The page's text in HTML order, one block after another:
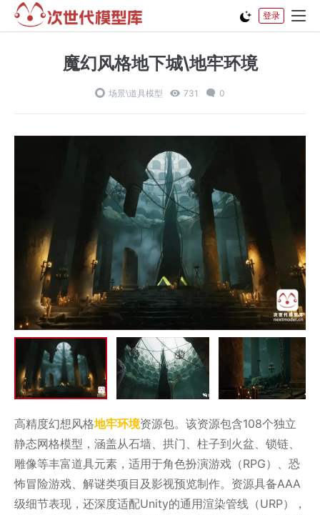
登录
魔幻风格地下城\地牢环境
场景\道具模型 731 0
高精度幻想风格地牢环境资源包。该资源包含108个独立
静态网格模型，涵盖从石墙、拱门、柱子到火盆、锁链、
雕像等丰富道具元素，适用于角色扮演游戏（RPG）、恐
怖冒险游戏、解谜类项目及影视预览制作。资源具备AAA
级细节表现，还深度适配Unity的通用渲染管线（URP），